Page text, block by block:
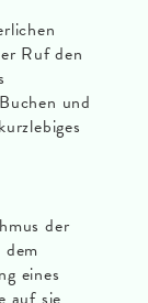
Ruf den
und
der
eines